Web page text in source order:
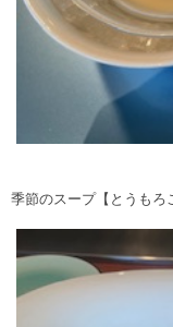
季節のスープ【とうもろ